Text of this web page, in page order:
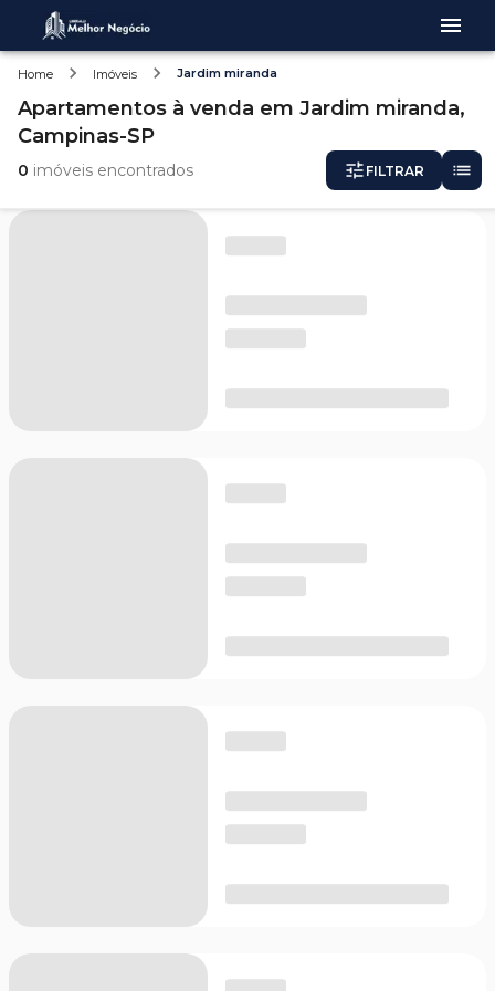
Home Imóveis Jardim miranda
Apartamentos à venda em Jardim miranda,
Campinas-SP
0 imóveis encontrados FILTRAR